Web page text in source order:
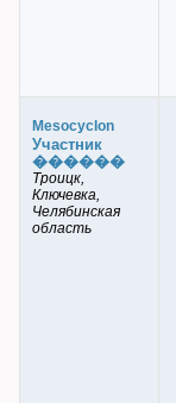
Mesocyclon
Участник
������
Троицк,
Ключевка,
Челябинская
область